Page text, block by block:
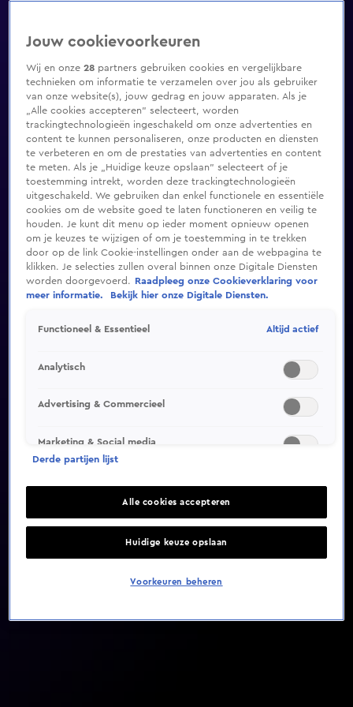
Video helaas niet gevonden
Jouw cookievoorkeuren
Wij en onze28 partners gebruiken cookies en vergelijkbare
technieken om informatie te verzamelen over jou als gebruiker
van onze website(s), jouw gedrag en jouw apparaten. Als je
„Alle cookies accepteren” selecteert, worden
trackingtechnologieën ingeschakeld om onze advertenties en
content te kunnen personaliseren, onze producten en diensten
te verbeteren en om de prestaties van advertenties en content
te meten. Als je „Huidige keuze opslaan” selecteert of je
toestemming intrekt, worden deze trackingtechnologieën
uitgeschakeld. We gebruiken dan enkel functionele en essentiële
cookies om de website goed te laten functioneren en veilig te
houden. Je kunt dit menu op ieder moment opnieuw openen
om je keuzes te wijzigen of om je toestemming in te trekken
door op de link Cookie-instellingen onder aan de webpagina te
klikken. Je selecties zullen overal binnen onze Digitale Diensten
worden doorgevoerd.
Raadpleeg onze Cookieverklaring voor
meer informatie.
Bekijk hier onze Digitale Diensten.
Functioneel & Essentieel Altijd actief
Analytisch
Advertising & Commercieel
Marketing & Social media
Derde partijen lijst
Alle cookies accepteren
Huidige keuze opslaan
Voorkeuren beheren